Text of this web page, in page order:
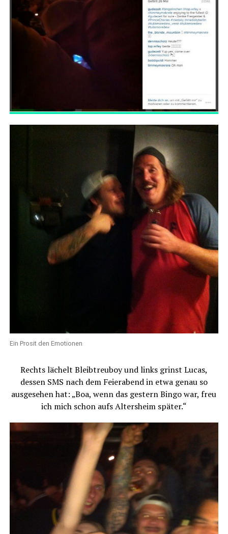
Ein Prosit den Emotionen
Rechts lächelt Bleibtreuboy und links grinst Lucas,
dessen SMS nach dem Feierabend in etwa genau so
ausgesehen hat: „Boa, wenn das gestern Bingo war, freu
ich mich schon aufs Altersheim später.“